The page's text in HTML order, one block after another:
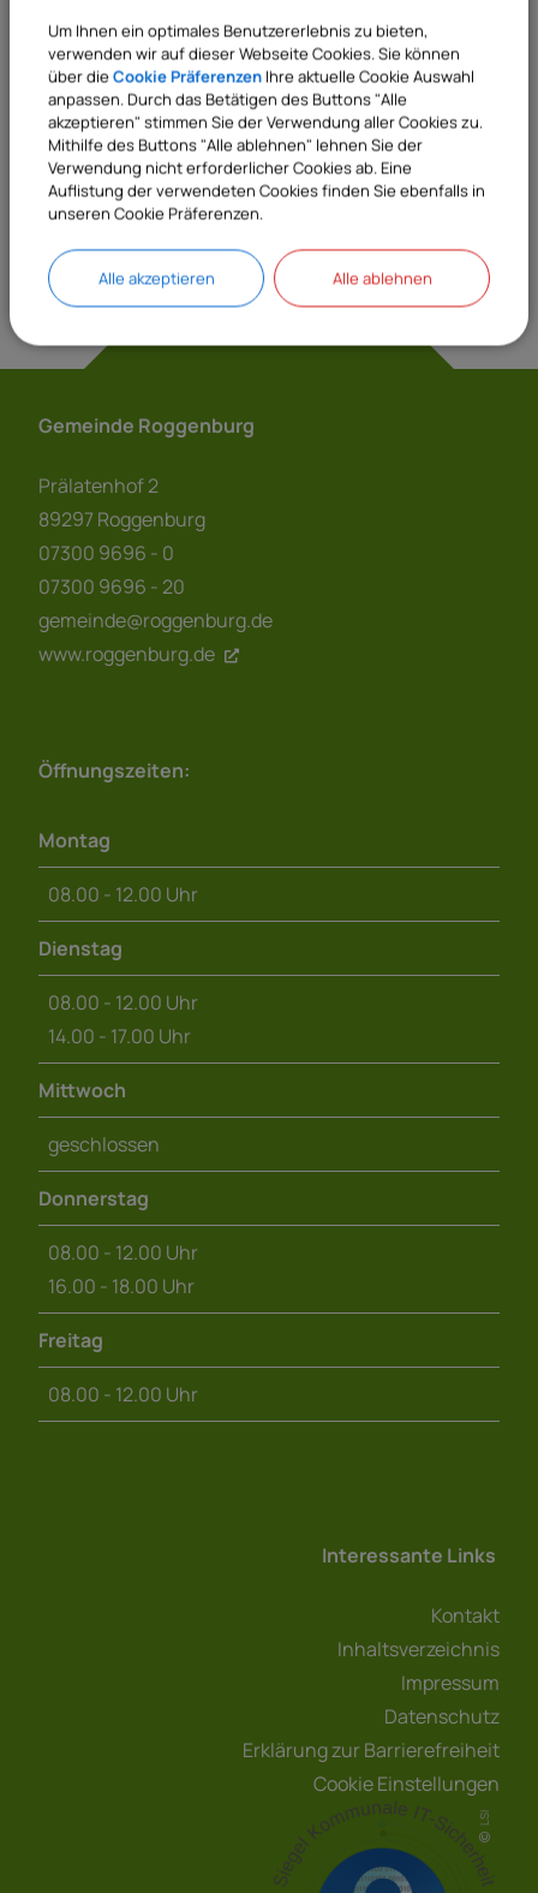
Verantwortliche Behörde
Sachgebiete
42 Bauordnungswesen
41 Bauamt allgemein
Gemeinde Roggenburg
Prälatenhof 2
89297 Roggenburg
07300 9696 - 0
07300 9696 - 20
gemeinde@roggenburg.de
www.roggenburg.de
Öffnungszeiten:
Montag
08.00 - 12.00 Uhr
Dienstag
08.00 - 12.00 Uhr
14.00 - 17.00 Uhr
Mittwoch
geschlossen
Donnerstag
08.00 - 12.00 Uhr
16.00 - 18.00 Uhr
Freitag
08.00 - 12.00 Uhr
Interessante Links
Kontakt
Inhaltsverzeichnis
Impressum
Datenschutz
Erklärung zur Barrierefreiheit
Cookie Einstellungen
LSI
Um Ihnen ein optimales Benutzererlebnis zu bieten,
verwenden wir auf dieser Webseite Cookies. Sie können
über die Cookie Präferenzen Ihre aktuelle Cookie Auswahl
anpassen. Durch das Betätigen des Buttons "Alle
akzeptieren" stimmen Sie der Verwendung aller Cookies zu.
Mithilfe des Buttons "Alle ablehnen" lehnen Sie der
Verwendung nicht erforderlicher Cookies ab. Eine
Auflistung der verwendeten Cookies finden Sie ebenfalls in
unseren Cookie Präferenzen.
Alle akzeptieren Alle ablehnen